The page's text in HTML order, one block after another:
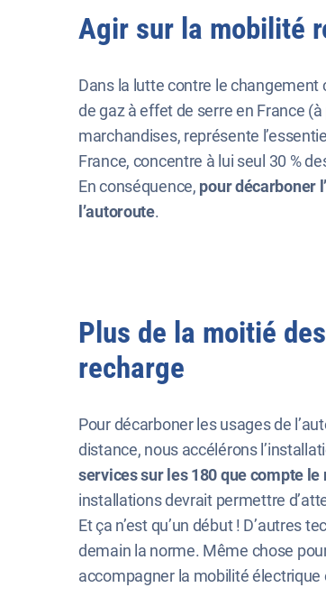
Agir sur la mobilité
Dans la lutte contre le
de gaz à effet de serre en France
marchandises, représente
France, concentre à lui seul 30 %
En conséquence, pour décarboner
l’autoroute.
Plus de la moitié
recharge
Pour décarboner les usages de
distance, nous accélérons
services sur les 180 que compte le
installations devrait permettre
Et ça n’est qu’un début ! D’autres
demain la norme. Même chose
accompagner la mobilité